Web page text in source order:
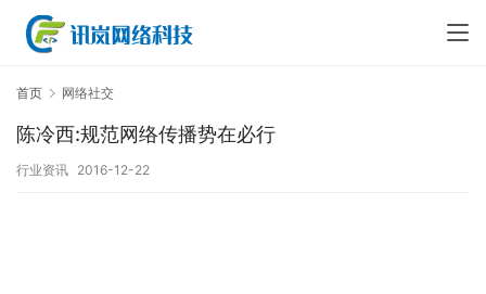
首页 网络社交
陈冷西:规范网络传播势在必行
行业资讯 2016-12-22